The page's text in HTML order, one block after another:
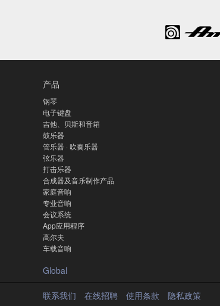
产品
钢琴
电子键盘
吉他、贝斯和音箱
鼓乐器
管乐器 · 吹奏乐器
弦乐器
打击乐器
合成器及音乐制作产品
家庭音响
专业音响
会议系统
App应用程序
高尔夫
车载音响
Global
联系我们 在线招聘 使用条款 隐私政策